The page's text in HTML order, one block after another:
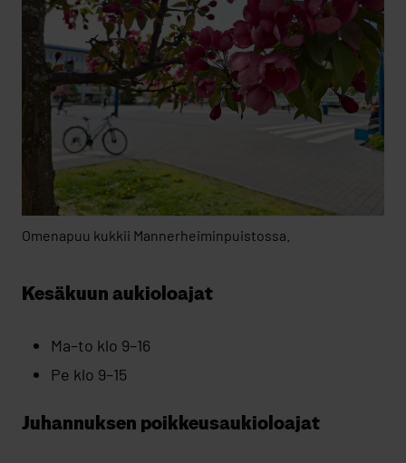
Omenapuu kukkii Mannerheiminpuistossa.
Kesäkuun aukioloajat
Ma–to klo 9–16
Pe klo 9–15
Juhannuksen poikkeusaukioloajat